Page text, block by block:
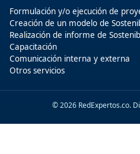
Formulación y/o ejecución de
Creación de un modelo de
Realización de informe de
Capacitación
Comunicación interna y externa
Otros servicios
© 2026 RedExpertos.co.